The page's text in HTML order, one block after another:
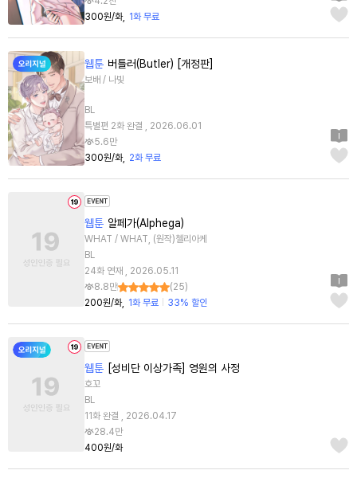
300원/화
1화 무료
웹툰 버틀러(Butler) [개정판]
보배 / 나빛
BL
특별편 2화 완결 , 2026.06.01
5.6만
300원/화
2화 무료
웹툰 알페가(Alphega)
WHAT / WHAT, (원작)첼리아케
BL
24화 연재 , 2026.05.11
8.8만
(25)
200원/화
1화 무료 33% 할인
웹툰 [성비단 이상가족] 영원의 사정
호꼬
BL
11화 완결 , 2026.04.17
28.4만
400원/화